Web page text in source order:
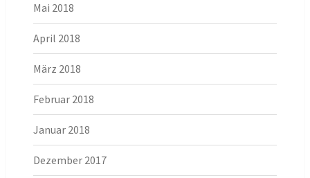
Mai 2018
April 2018
März 2018
Februar 2018
Januar 2018
Dezember 2017